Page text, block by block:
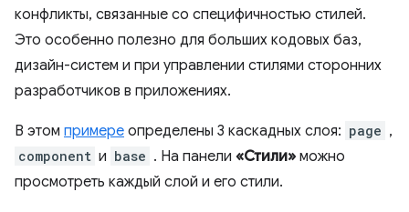
конфликты, связанные со специфичностью стилей.
Это особенно полезно для больших кодовых баз,
дизайн-систем и при управлении стилями сторонних
разработчиков в приложениях.
В этом примере определены 3 каскадных слоя: page ,
component и base . На панели «Стили» можно
просмотреть каждый слой и его стили.